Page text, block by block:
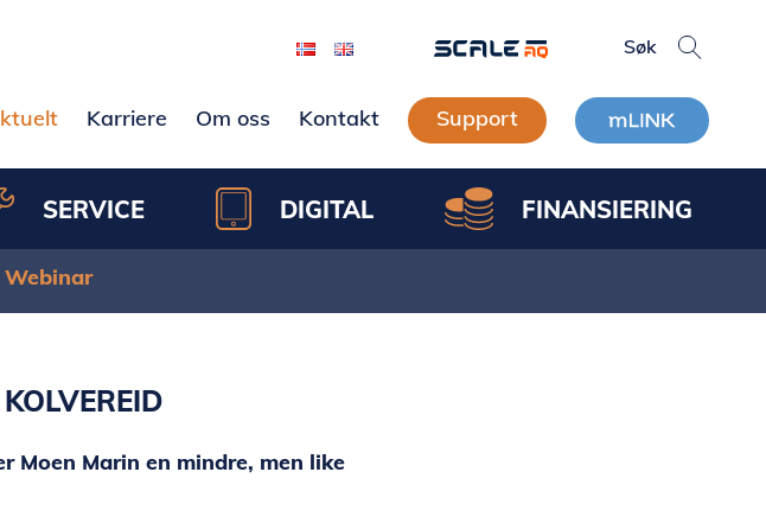
Karriere Om oss Kontakt Support
SERVICE DIGITAL FINANSIERING
Webinar
Moen Marin en mindre, men like